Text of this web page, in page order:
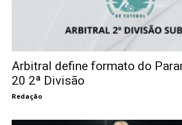
Arbitral define formato do
20 2ª Divisão
Redação -